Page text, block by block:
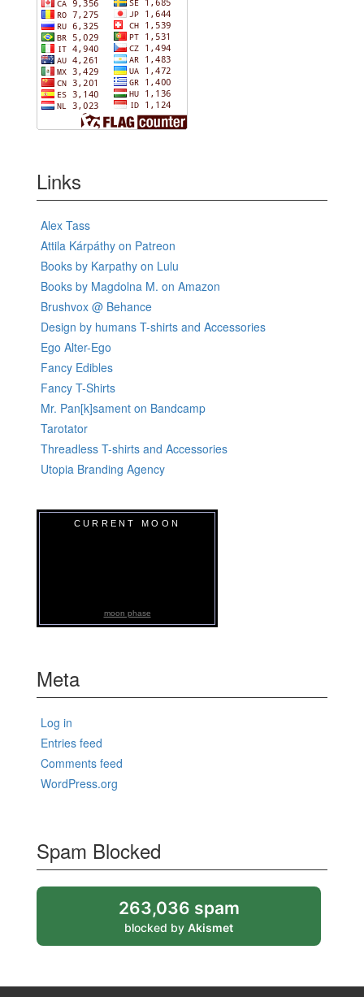
Links
Alex Tass
Attila Kárpáthy on Patreon
Books by Karpathy on Lulu
Books by Magdolna M. on Amazon
Brushvox @ Behance
Design by humans T-shirts and Accessories
Ego Alter-Ego
Fancy Edibles
Fancy T-Shirts
Mr. Pan[k]sament on Bandcamp
Tarotator
Threadless T-shirts and Accessories
Utopia Branding Agency
CURRENT MOON
moon phase
Meta
Log in
Entries feed
Comments feed
WordPress.org
Spam Blocked
263,036 spam
blocked by Akismet